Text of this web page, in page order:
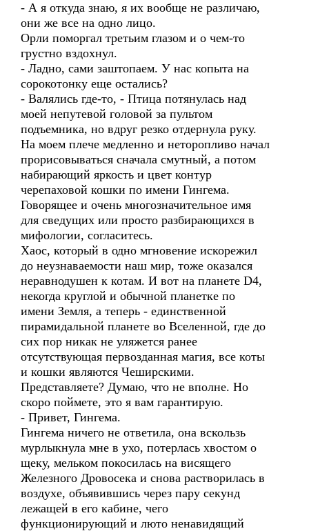
- А я откуда знаю, я их вообще не различаю,
они же все на одно лицо.
Орли поморгал третьим глазом и о чем-то
грустно вздохнул.
- Ладно, сами заштопаем. У нас копыта на
сорокотонку еще остались?
- Валялись где-то, - Птица потянулась над
моей непутевой головой за пультом
подъемника, но вдруг резко отдернула руку.
На моем плече медленно и неторопливо начал
прорисовываться сначала смутный, а потом
набирающий яркость и цвет контур
черепаховой кошки по имени Гингема.
Говорящее и очень многозначительное имя
для сведущих или просто разбирающихся в
мифологии, согласитесь.
Хаос, который в одно мгновение искорежил
до неузнаваемости наш мир, тоже оказался
неравнодушен к котам. И вот на планете D4,
некогда круглой и обычной планетке по
имени Земля, а теперь - единственной
пирамидальной планете во Вселенной, где до
сих пор никак не уляжется ранее
отсутствующая первозданная магия, все коты
и кошки являются Чеширскими.
Представляете? Думаю, что не вполне. Но
скоро поймете, это я вам гарантирую.
- Привет, Гингема.
Гингема ничего не ответила, она вскользь
мурлыкнула мне в ухо, потерлась хвостом о
щеку, мельком покосилась на висящего
Железного Дровосека и снова растворилась в
воздухе, объявившись через пару секунд
лежащей в его кабине, чего
функционирующий и люто ненавидящий